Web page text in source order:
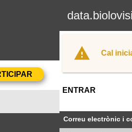
Cal
ENTRAR
Correu electrònic i